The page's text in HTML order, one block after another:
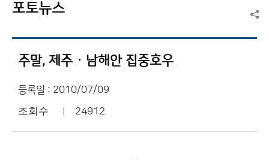
포토뉴스
주말, 제주 · 남해안 집중호우
등록일 : 2010/07/09
조회수 24912